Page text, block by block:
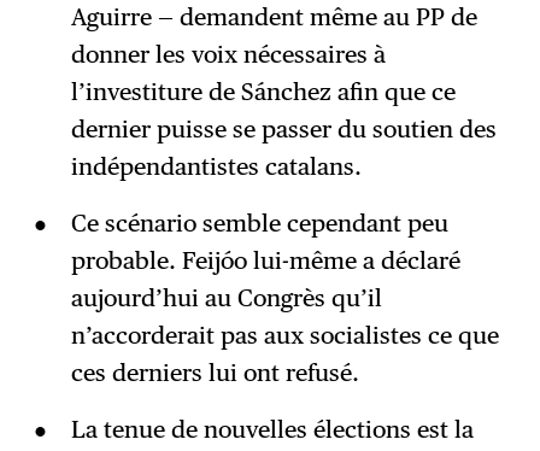
Aguirre — demandent même au PP de
donner les voix nécessaires à
l’investiture de Sánchez afin que ce
dernier puisse se passer du soutien des
indépendantistes catalans.
Ce scénario semble cependant peu
probable. Feijóo lui-même a déclaré
aujourd’hui au Congrès qu’il
n’accorderait pas aux socialistes ce que
ces derniers lui ont refusé.
La tenue de nouvelles élections est la